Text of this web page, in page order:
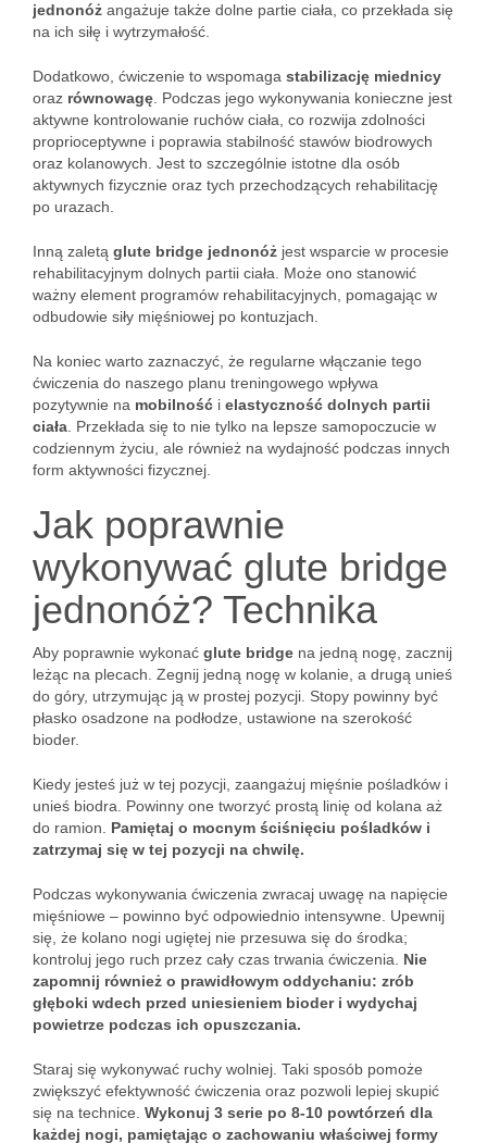
jednonóż angażuje także dolne partie ciała, co przekłada się
na ich siłę i wytrzymałość.
Dodatkowo, ćwiczenie to wspomaga stabilizację miednicy
oraz równowagę . Podczas jego wykonywania konieczne jest
aktywne kontrolowanie ruchów ciała, co rozwija zdolności
proprioceptywne i poprawia stabilność stawów biodrowych
oraz kolanowych. Jest to szczególnie istotne dla osób
aktywnych fizycznie oraz tych przechodzących rehabilitację
po urazach.
Inną zaletą glute bridge jednonóż jest wsparcie w procesie
rehabilitacyjnym dolnych partii ciała. Może ono stanowić
ważny element programów rehabilitacyjnych, pomagając w
odbudowie siły mięśniowej po kontuzjach.
Na koniec warto zaznaczyć, że regularne włączanie tego
ćwiczenia do naszego planu treningowego wpływa
pozytywnie na mobilność i elastyczność dolnych partii
ciała . Przekłada się to nie tylko na lepsze samopoczucie w
codziennym życiu, ale również na wydajność podczas innych
form aktywności fizycznej.
Jak poprawnie
wykonywać glute bridge
jednonóż? Technika
Aby poprawnie wykonać glute bridge na jedną nogę, zacznij
leżąc na plecach. Zegnij jedną nogę w kolanie, a drugą unieś
do góry, utrzymując ją w prostej pozycji. Stopy powinny być
płasko osadzone na podłodze, ustawione na szerokość
bioder.
Kiedy jesteś już w tej pozycji, zaangażuj mięśnie pośladków i
unieś biodra. Powinny one tworzyć prostą linię od kolana aż
do ramion. Pamiętaj o mocnym ściśnięciu pośladków i
zatrzymaj się w tej pozycji na chwilę.
Podczas wykonywania ćwiczenia zwracaj uwagę na napięcie
mięśniowe – powinno być odpowiednio intensywne. Upewnij
się, że kolano nogi ugiętej nie przesuwa się do środka;
kontroluj jego ruch przez cały czas trwania ćwiczenia. Nie
zapomnij również o prawidłowym oddychaniu: zrób
głęboki wdech przed uniesieniem bioder i wydychaj
powietrze podczas ich opuszczania.
Staraj się wykonywać ruchy wolniej. Taki sposób pomoże
zwiększyć efektywność ćwiczenia oraz pozwoli lepiej skupić
się na technice. Wykonuj 3 serie po 8-10 powtórzeń dla
każdej nogi, pamiętając o zachowaniu właściwej formy